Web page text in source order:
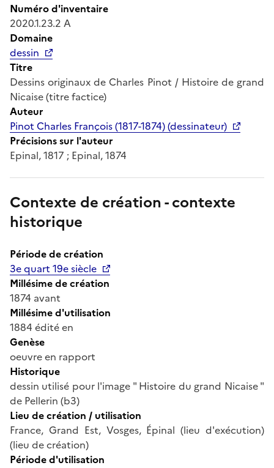
Numéro d'inventaire
2020.1.23.2 A
Domaine
dessin
Titre
Dessins originaux de Charles Pinot / Histoire de grand
Nicaise (titre factice)
Auteur
Pinot Charles François (1817-1874) (dessinateur)
Précisions sur l'auteur
Epinal, 1817 ; Epinal, 1874
Contexte de création - contexte
historique
Période de création
3e quart 19e siècle
Millésime de création
1874 avant
Millésime d'utilisation
1884 édité en
Genèse
oeuvre en rapport
Historique
dessin utilisé pour l'image " Histoire du grand Nicaise "
de Pellerin (b3)
Lieu de création / utilisation
France, Grand Est, Vosges, Épinal (lieu d'exécution)
(lieu de création)
Période d'utilisation